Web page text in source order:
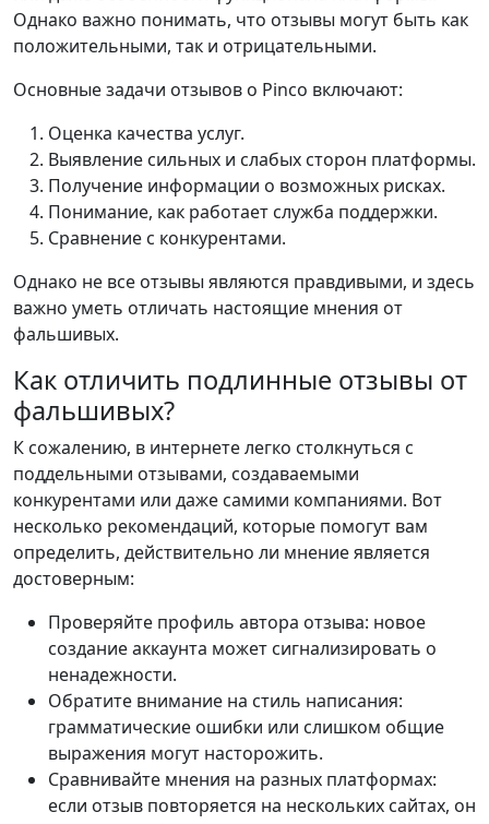
Однако важно понимать, что отзывы могут быть как
положительными, так и отрицательными.
Основные задачи отзывов о Pinco включают:
Оценка качества услуг.
Выявление сильных и слабых сторон платформы.
Получение информации о возможных рисках.
Понимание, как работает служба поддержки.
Сравнение с конкурентами.
Однако не все отзывы являются правдивыми, и здесь
важно уметь отличать настоящие мнения от
фальшивых.
Как отличить подлинные отзывы от
фальшивых?
К сожалению, в интернете легко столкнуться с
поддельными отзывами, создаваемыми
конкурентами или даже самими компаниями. Вот
несколько рекомендаций, которые помогут вам
определить, действительно ли мнение является
достоверным:
Проверяйте профиль автора отзыва: новое
создание аккаунта может сигнализировать о
ненадежности.
Обратите внимание на стиль написания:
грамматические ошибки или слишком общие
выражения могут насторожить.
Сравнивайте мнения на разных платформах:
если отзыв повторяется на нескольких сайтах, он